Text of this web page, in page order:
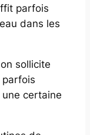
parfois
dans les
sollicite
parfois
certaine